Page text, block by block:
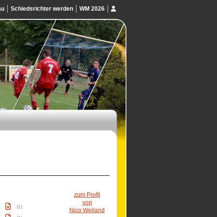
Schiedsrichter werden WM 2026
zum Profil
von
Nico Weiland
(1)